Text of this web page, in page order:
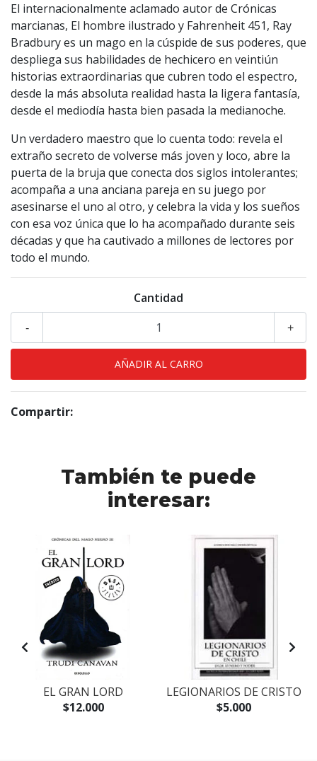
El internacionalmente aclamado autor de Crónicas
marcianas, El hombre ilustrado y Fahrenheit 451, Ray
Bradbury es un mago en la cúspide de sus poderes, que
despliega sus habilidades de hechicero en veintiún
historias extraordinarias que cubren todo el espectro,
desde la más absoluta realidad hasta la ligera fantasía,
desde el mediodía hasta bien pasada la medianoche.
Un verdadero maestro que lo cuenta todo: revela el
extraño secreto de volverse más joven y loco, abre la
puerta de la bruja que conecta dos siglos intolerantes;
acompaña a una anciana pareja en su juego por
asesinarse el uno al otro, y celebra la vida y los sueños
con esa voz única que lo ha acompañado durante seis
décadas y que ha cautivado a millones de lectores por
todo el mundo.
Cantidad
+
-
Compartir:
También te puede
interesar:
EL GRAN LORD
$12.000
LEGIONARIOS DE CRISTO
$5.000